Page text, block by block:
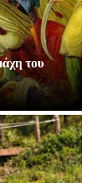
του